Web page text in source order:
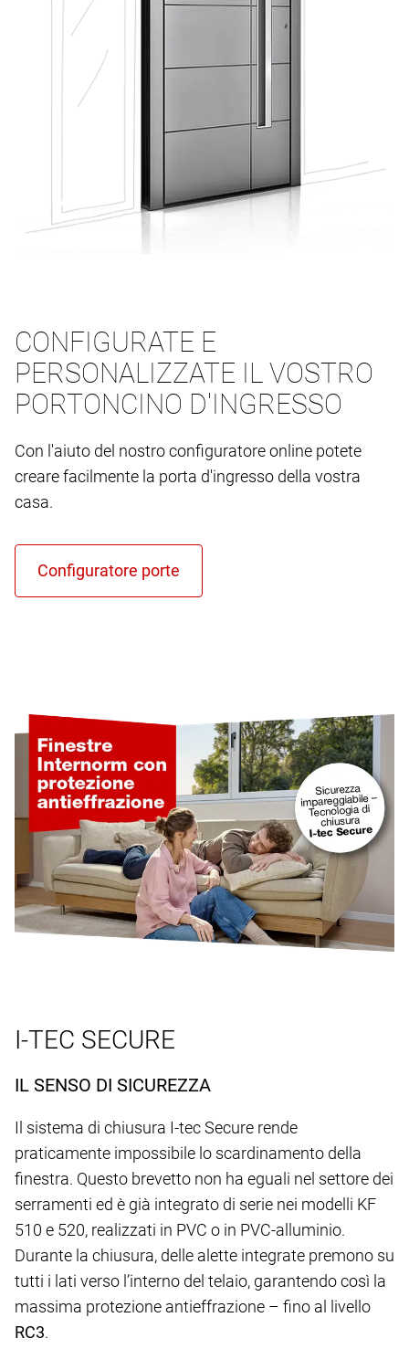
CONFIGURATE E
PERSONALIZZATE IL VOSTRO
PORTONCINO D'INGRESSO
Con l'aiuto del nostro configuratore online potete
creare facilmente la porta d'ingresso della vostra
casa.
I-TEC SECURE
IL SENSO DI SICUREZZA
Il sistema di chiusura I-tec Secure rende
praticamente impossibile lo scardinamento della
finestra. Questo brevetto non ha eguali nel settore dei
serramenti ed è già integrato di serie nei modelli KF
510 e 520, realizzati in PVC o in PVC-alluminio.
Durante la chiusura, delle alette integrate premono su
tutti i lati verso l’interno del telaio, garantendo così la
massima protezione antieffrazione – fino al livello
RC3.